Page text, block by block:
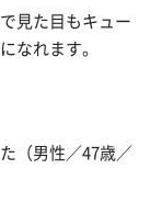
見た目もキュー
なれます。
（男性／47歳／